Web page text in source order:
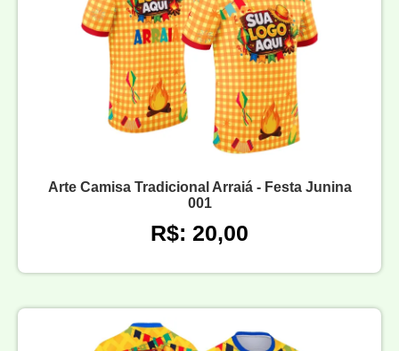
Arte Camisa Tradicional Arraiá - Festa Junina
001
R$: 20,00